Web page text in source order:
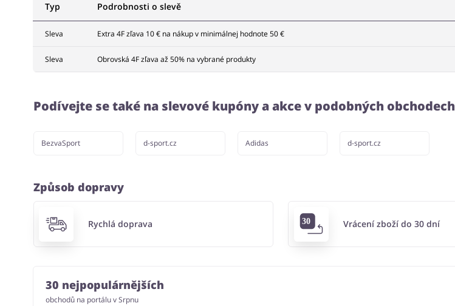
Typ Podrobnosti o slevě
Sleva Extra 4F zľava 10 € na nákup v minimálnej hodnote 50 €
Sleva Obrovská 4F zľava až 50% na vybrané produkty
Podívejte se také na slevové kupóny a akce v podobných obchodech
BezvaSport d-sport.cz Adidas d-sport.cz
Způsob dopravy
Rychlá doprava Vrácení zboží do 30 dní
30 nejpopulárnějších
obchodů na portálu v Srpnu